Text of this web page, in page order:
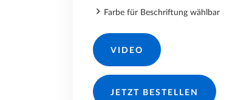
Farbe für Beschriftung wählbar
VIDEO
JETZT BESTELLEN